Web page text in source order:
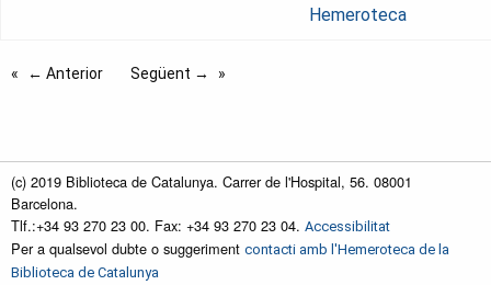
Hemeroteca
← Anterior Següent →
(c) 2019 Biblioteca de Catalunya. Carrer de l'Hospital, 56. 08001
Barcelona.
Tlf.:+34 93 270 23 00. Fax: +34 93 270 23 04. Accessibilitat
Per a qualsevol dubte o suggeriment contacti amb l'Hemeroteca de la
Biblioteca de Catalunya